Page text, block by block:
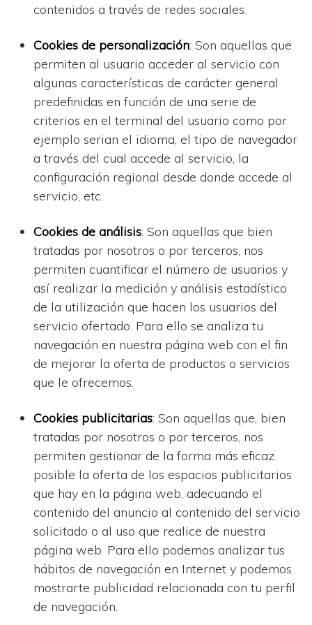
contenidos a través de redes sociales.
Cookies de personalización: Son aquellas que
permiten al usuario acceder al servicio con
algunas características de carácter general
predefinidas en función de una serie de
criterios en el terminal del usuario como por
ejemplo serian el idioma, el tipo de navegador
a través del cual accede al servicio, la
configuración regional desde donde accede al
servicio, etc.
Cookies de análisis: Son aquellas que bien
tratadas por nosotros o por terceros, nos
permiten cuantificar el número de usuarios y
así realizar la medición y análisis estadístico
de la utilización que hacen los usuarios del
servicio ofertado. Para ello se analiza tu
navegación en nuestra página web con el fin
de mejorar la oferta de productos o servicios
que le ofrecemos.
Cookies publicitarias: Son aquellas que, bien
tratadas por nosotros o por terceros, nos
permiten gestionar de la forma más eficaz
posible la oferta de los espacios publicitarios
que hay en la página web, adecuando el
contenido del anuncio al contenido del servicio
solicitado o al uso que realice de nuestra
página web. Para ello podemos analizar tus
hábitos de navegación en Internet y podemos
mostrarte publicidad relacionada con tu perfil
de navegación.